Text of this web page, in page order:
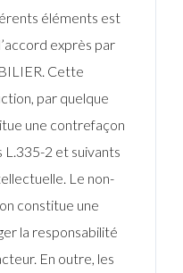
éléments est
exprès par
Cette
par quelque
une contrefaçon
L.335-2 et suivants
Le non-
constitue une
la responsabilité
En outre, les